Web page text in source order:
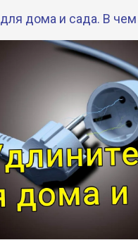
дома и сада. В чем